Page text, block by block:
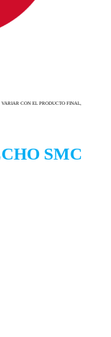
CON EL PRODUCTO FINAL,
SMC